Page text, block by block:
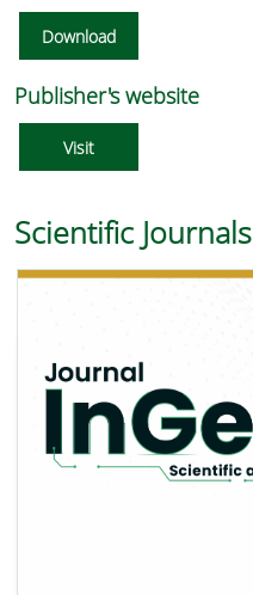
Download
Publisher's website
Visit
Scientific Journals